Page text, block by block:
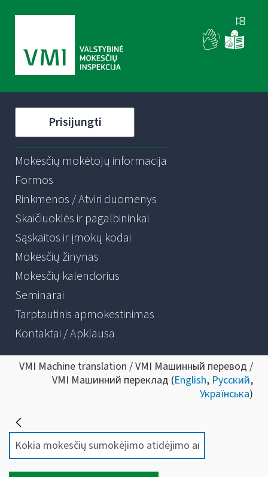
Prisijungti
Mokesčių mokėtojų informacija
Formos
Rinkmenos / Atviri duomenys
Skaičiuoklės ir pagalbininkai
Sąskaitos ir įmokų kodai
Mokesčių žinynas
Mokesčių kalendorius
Seminarai
Tarptautinis apmokestinimas
Kontaktai / Apklausa
VMI Machine translation / VMI Машинный перевод /
VMI Машинний переклад (English, Русский,
Українська)